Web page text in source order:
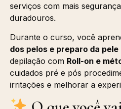
serviços com mais
duradouros.
Durante o curso, você
dos pelos e preparo da pele
depilação com Roll-on e
cuidados pré e pós
irritações e melhorar a